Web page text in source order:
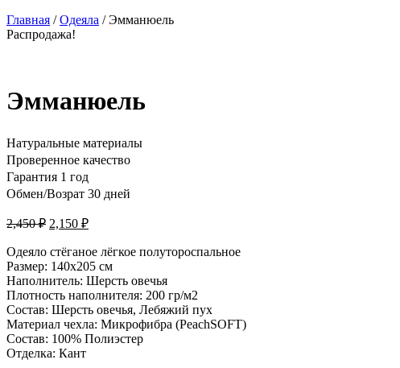
Главная /Одеяла / Эмманюель
Распродажа!
Эмманюель
Натуральные материалы
Проверенное качество
Гарантия 1 год
Обмен/Возрат 30 дней
2,450₽ 2,150 ₽
Одеяло стёганое лёгкое полутороспальное
Размер: 140х205 см
Наполнитель: Шерсть овечья
Плотность наполнителя: 200 гр/м2
Состав: Шерсть овечья, Лебяжий пух
Материал чехла: Микрофибра (PeachSOFT)
Состав: 100% Полиэстер
Отделка: Кант